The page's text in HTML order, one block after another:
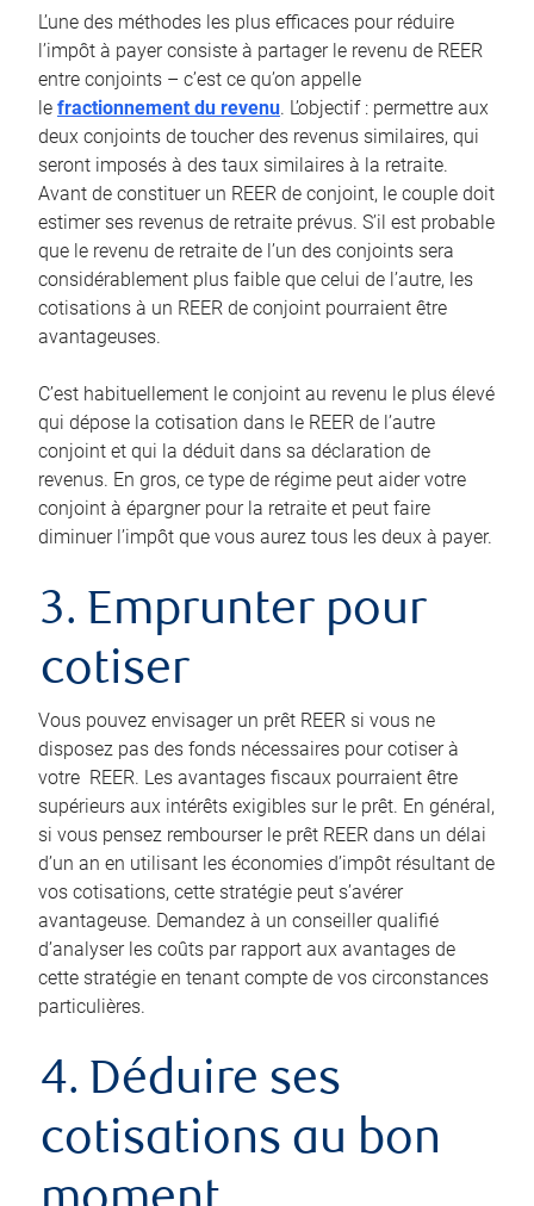
L’une des méthodes les plus efficaces pour réduire
l’impôt à payer consiste à partager le revenu de REER
entre conjoints – c’est ce qu’on appelle
le fractionnement du revenu. L’objectif : permettre aux
deux conjoints de toucher des revenus similaires, qui
seront imposés à des taux similaires à la retraite.
Avant de constituer un REER de conjoint, le couple doit
estimer ses revenus de retraite prévus. S’il est probable
que le revenu de retraite de l’un des conjoints sera
considérablement plus faible que celui de l’autre, les
cotisations à un REER de conjoint pourraient être
avantageuses.
C’est habituellement le conjoint au revenu le plus élevé
qui dépose la cotisation dans le REER de l’autre
conjoint et qui la déduit dans sa déclaration de
revenus. En gros, ce type de régime peut aider votre
conjoint à épargner pour la retraite et peut faire
diminuer l’impôt que vous aurez tous les deux à payer.
3. Emprunter pour
cotiser
Vous pouvez envisager un prêt REER si vous ne
disposez pas des fonds nécessaires pour cotiser à
votre REER. Les avantages fiscaux pourraient être
supérieurs aux intérêts exigibles sur le prêt. En général,
si vous pensez rembourser le prêt REER dans un délai
d’un an en utilisant les économies d’impôt résultant de
vos cotisations, cette stratégie peut s’avérer
avantageuse. Demandez à un conseiller qualifié
d’analyser les coûts par rapport aux avantages de
cette stratégie en tenant compte de vos circonstances
particulières.
4. Déduire ses
cotisations au bon